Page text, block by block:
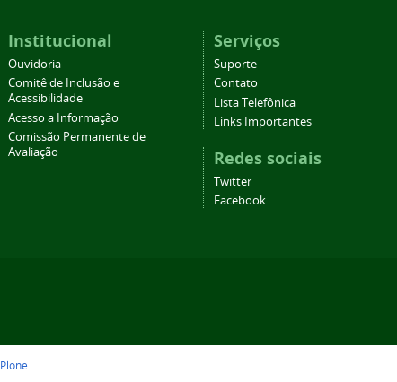
Institucional
Ouvidoria
Comitê de Inclusão e
Acessibilidade
Acesso a Informação
Comissão Permanente de
Avaliação
Serviços
Suporte
Contato
Lista Telefônica
Links Importantes
Redes sociais
Twitter
Facebook
Plone